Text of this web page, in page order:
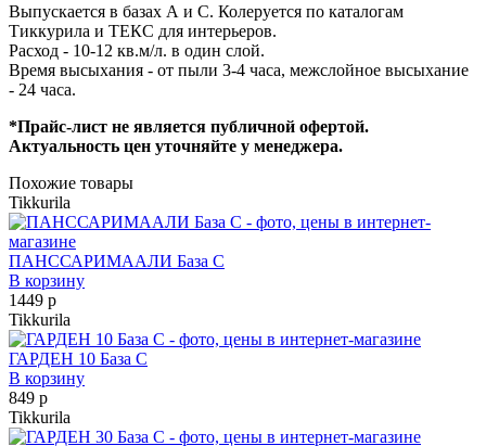
Выпускается в базах А и С. Колеруется по каталогам
Тиккурила и ТЕКС для интерьеров.
Расход - 10-12 кв.м/л. в один слой.
Время высыхания - от пыли 3-4 часа, межслойное высыхание
- 24 часа.
*Прайс-лист не является публичной офертой.
Актуальность цен уточняйте у менеджера.
Похожие товары
Tikkurila
ПАНССАРИМААЛИ База С
В корзину
1449 р
Tikkurila
ГАРДЕН 10 База С
В корзину
849 р
Tikkurila